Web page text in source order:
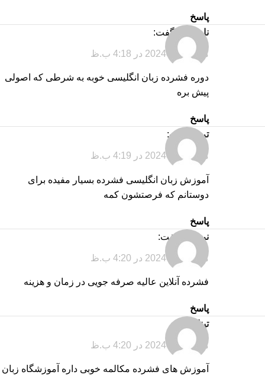
پاسخ
نامداری
گفت:
مارس 12, 2024 در 4:18 ب.ظ
دوره فشرده زبان انگلیسی خوبه به شرطی که اصولی
پیش بره
پاسخ
ترنم
گفت:
مارس 12, 2024 در 4:19 ب.ظ
آموزش زبان انگلیسی فشرده بسیار مفیده برای
دوستانم که فرصتشون کمه
پاسخ
نریمان
گفت:
مارس 12, 2024 در 4:20 ب.ظ
فشرده آنلاین عالیه صرفه جویی در زمان و هزینه
پاسخ
تینا
گفت:
مارس 12, 2024 در 4:20 ب.ظ
آموزش های فشرده مکالمه خوبی داره آموزشگاه زبان